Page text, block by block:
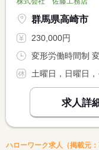
群馬県高崎市
230,000円
土曜日，日曜日
求人詳
ハローワーク求人（掲載元：